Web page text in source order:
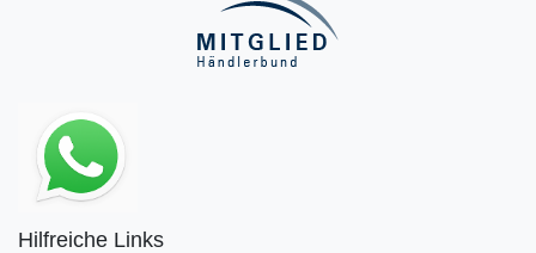
Hilfreiche Links